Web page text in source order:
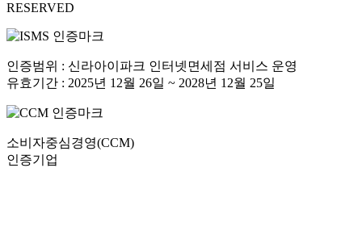
RESERVED
인증범위 : 신라아이파크 인터넷면세점 서비스 운영
유효기간 : 2025년 12월 26일 ~ 2028년 12월 25일
소비자중심경영(CCM)
인증기업